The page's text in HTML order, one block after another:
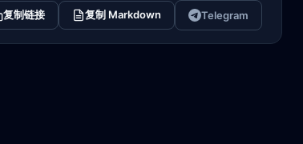
复制链接 复制 Markdown Telegram